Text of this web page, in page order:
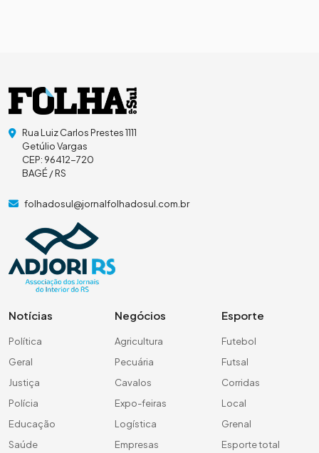
Rua Luiz Carlos Prestes 1111
Getúlio Vargas
CEP: 96412-720
BAGÉ / RS
folhadosul@jornalfolhadosul.com.br
Notícias
Política
Geral
Justiça
Polícia
Educação
Saúde
Negócios
Agricultura
Pecuária
Cavalos
Expo-feiras
Logística
Empresas
Esporte
Futebol
Futsal
Corridas
Local
Grenal
Esporte total